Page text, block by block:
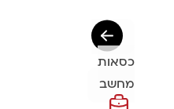
כסאות
מחשב